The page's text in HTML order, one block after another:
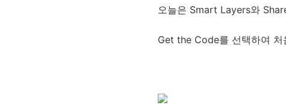
오늘은 Smart Layers와
Get the Code를 선택하여